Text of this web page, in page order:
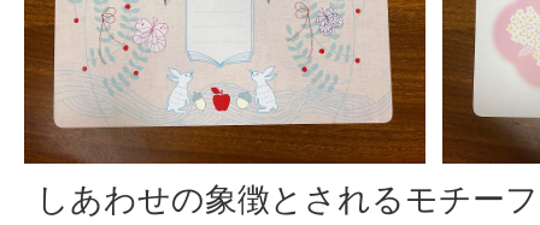
しあわせの象徴とされるモチー